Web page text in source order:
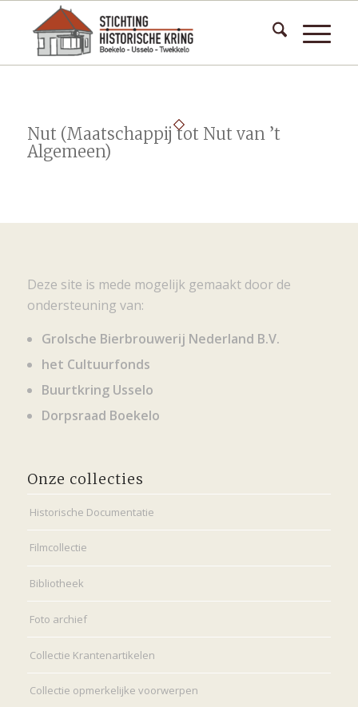
Nut (Maatschappij tot Nut van ’t
Algemeen)
Deze site is mede mogelijk gemaakt door de
ondersteuning van:
Grolsche Bierbrouwerij Nederland B.V.
het Cultuurfonds
Buurtkring Usselo
Dorpsraad Boekelo
Onze collecties
Historische Documentatie
Filmcollectie
Bibliotheek
Foto archief
Collectie Krantenartikelen
Collectie opmerkelijke voorwerpen